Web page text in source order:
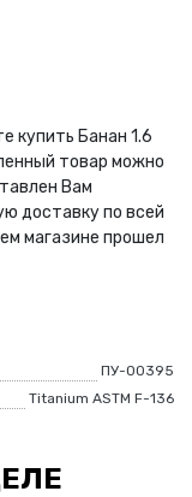
купить Банан 1.6
товар можно
Вам
доставку по всей
магазине прошел
ПУ-00395
Titanium ASTM F-136